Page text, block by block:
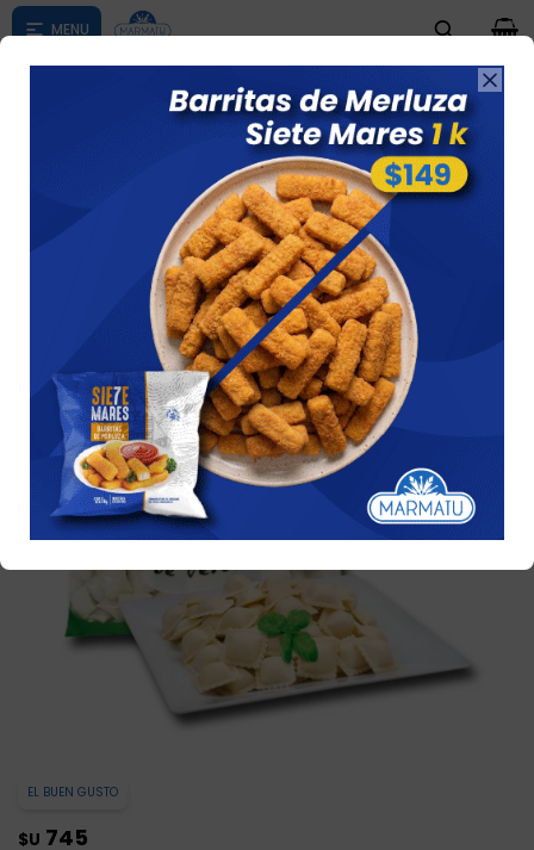

según su zona
0

Raviol El Buen Gusto De Verdura 2,5 Kg, 550
EL BUEN GUSTO
$U 745